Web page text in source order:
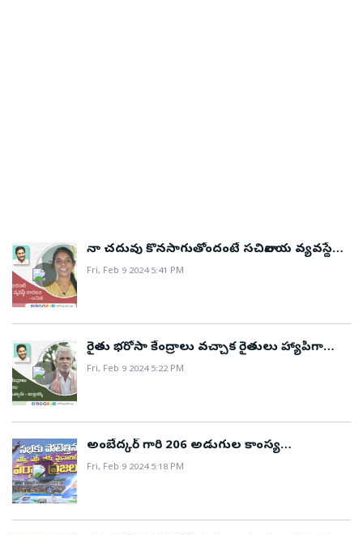
నా చదువు కొనసాగుతోందంటే సచివాలయ వ్యవస్థే
కారణం
Fri, Feb 9 2024 5:41 PM
రైతు భరోసా కేంద్రాలు వచ్చాక రైతులు హ్యాపీగా
ఉన్నారు
Fri, Feb 9 2024 5:22 PM
అంబేద్కర్‌ గారి 206 అడుగుల కాంస్య
విగ్రహావిష్కరణకు సామాజిక సమతా సంకల్ప
సభకు హాజరైన భారీ జన సందోహం..!
Fri, Feb 9 2024 5:18 PM